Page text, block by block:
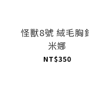
怪獸8號 絨毛胸
米娜
NT$350